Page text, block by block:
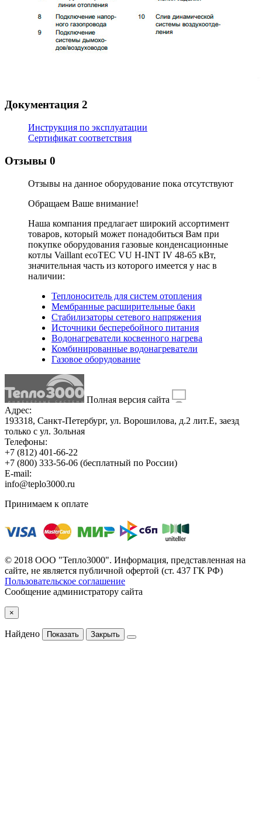
Документация 2
Инструкция по эксплуатации
Сертификат соответствия
Отзывы 0
Отзывы на данное оборудование пока отсутствуют
Обращаем Ваше внимание!
Наша компания предлагает широкий ассортимент
товаров, который может понадобиться Вам при
покупке оборудования газовые конденсационные
котлы Vaillant ecoTEC VU H-INT IV 48-65 кВт,
значительная часть из которого имеется у нас в
наличии:
Теплоноситель для систем отопления
Мембранные расширительные баки
Стабилизаторы сетевого напряжения
Источники бесперебойного питания
Водонагреватели косвенного нагрева
Комбинированные водонагреватели
Газовое оборудование
Полная версия сайта
Адрес:
193318, Санкт-Петербург, ул. Ворошилова, д.2 лит.Е, заезд
только с ул. Зольная
Телефоны:
+7 (812) 401-66-22
+7 (800) 333-56-06 (бесплатный по России)
E-mail:
info@teplo3000.ru
Принимаем к оплате
© 2018 ООО "Тепло3000". Информация, представленная на
сайте, не является публичной офертой (ст. 437 ГК РФ)
Пользовательское соглашение
Сообщение администратору сайта
×
Найдено Показать Закрыть